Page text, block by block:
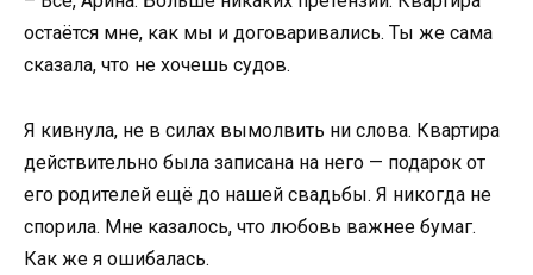
остаётся мне, как мы и договаривались. Ты же сама
сказала, что не хочешь судов.
Я кивнула, не в силах вымолвить ни слова. Квартира
действительно была записана на него — подарок от
его родителей ещё до нашей свадьбы. Я никогда не
спорила. Мне казалось, что любовь важнее бумаг.
Как же я ошибалась.